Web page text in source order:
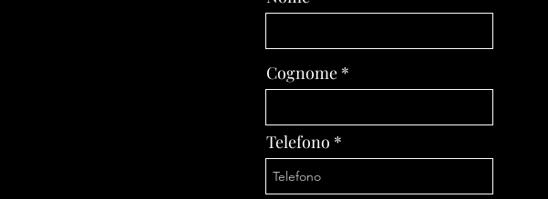
Cognome
Telefono